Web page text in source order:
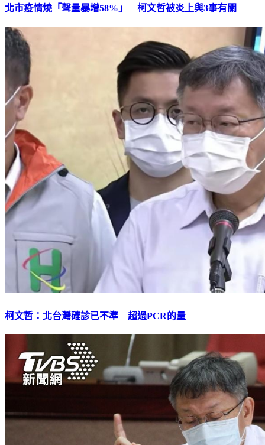
北市疫情燒「聲量暴增58%」 柯文哲被炎上與3事有關
柯文哲：北台灣確診已不準 超過PCR的量